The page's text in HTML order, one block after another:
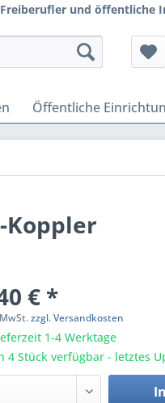
und öffentliche
Öffentliche
Koppler
€ *
zzgl. Versandkosten
1-4 Werktage
4 Stück verfügbar - letztes